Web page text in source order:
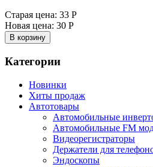
Старая цена: 33 Р
Новая цена: 30 Р
В корзину
Категории
Новинки
Хиты продаж
Автотовары
Автомобильные
Автомобильные FM
Видеорегистраторы
Держатели для
Эндоскопы